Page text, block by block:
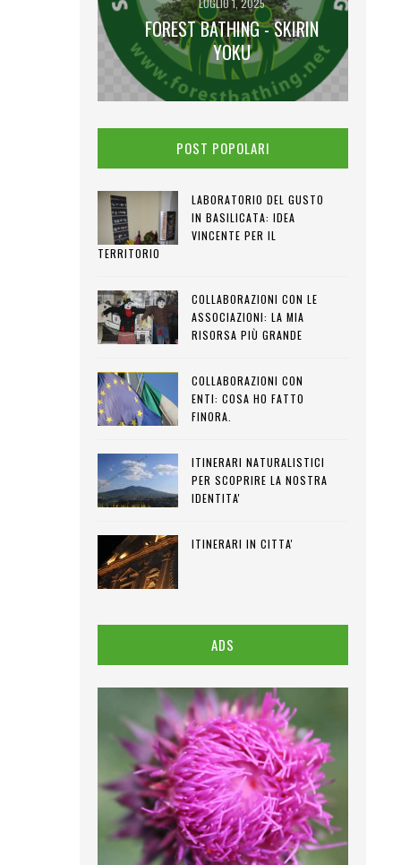
LUGLIO 1, 2025
FOREST BATHING - SKIRIN
YOKU
POST POPOLARI
LABORATORIO DEL GUSTO
IN BASILICATA: IDEA
VINCENTE PER IL
TERRITORIO
COLLABORAZIONI CON LE
ASSOCIAZIONI: LA MIA
RISORSA PIÙ GRANDE
COLLABORAZIONI CON
ENTI: COSA HO FATTO
FINORA.
ITINERARI NATURALISTICI
PER SCOPRIRE LA NOSTRA
IDENTITA'
ITINERARI IN CITTA'
ADS